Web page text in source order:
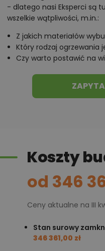
- dlatego nasi Eksperci są
wszelkie wątpliwości, m.in.:
Z jakich materiałów
Który rodzaj ogrzewania
Czy warto postawić na
Koszty
od 346
Ceny aktualne na III
Stan surowy
346 361,00 zł